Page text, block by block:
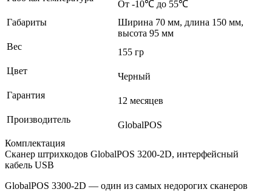
От -10℃ до 55℃
Габариты
Ширина 70 мм, длина 150 мм,
высота 95 мм
Вес
155 гр
Цвет
Черный
Гарантия
12 месяцев
Производитель
GlobalPOS
Комплектация
Сканер штрихкодов GlobalPOS 3200-2D, интерфейсный
кабель USB
GlobalPOS 3300-2D — один из самых недорогих сканеров